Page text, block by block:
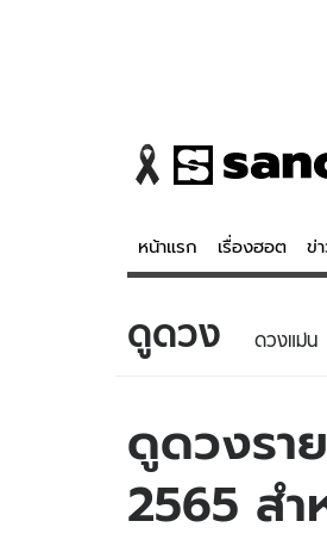
หน้าแรก เรื่องฮอต ข่
ข่าว
ข่าวบันเทิง
ข่าวกีฬา
ข่าวเศรษฐกิจ
ดูดวง ดวงแม่น
ดูดวงรา
2565 สำ